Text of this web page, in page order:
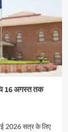
16 अगस्त तक
2026 सत्र के लिए